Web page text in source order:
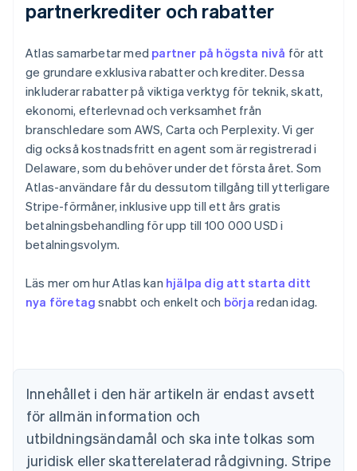
partnerkrediter och rabatter
Atlas samarbetar med partner på högsta nivå för att
ge grundare exklusiva rabatter och krediter. Dessa
inkluderar rabatter på viktiga verktyg för teknik, skatt,
ekonomi, efterlevnad och verksamhet från
branschledare som AWS, Carta och Perplexity. Vi ger
dig också kostnadsfritt en agent som är registrerad i
Delaware, som du behöver under det första året. Som
Atlas-användare får du dessutom tillgång till ytterligare
Stripe-förmåner, inklusive upp till ett års gratis
betalningsbehandling för upp till 100 000 USD i
betalningsvolym.
Läs mer om hur Atlas kan hjälpa dig att starta ditt
nya företag snabbt och enkelt och börja redan idag.
Innehållet i den här artikeln är endast avsett
för allmän information och
utbildningsändamål och ska inte tolkas som
juridisk eller skatterelaterad rådgivning. Stripe
Australien
English
PortuguêsEnglish
Bulgarien
English
Cypern
English
Danmark
English